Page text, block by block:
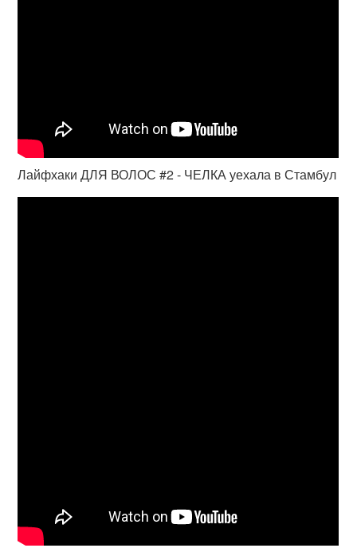
Лайфхаки ДЛЯ ВОЛОС #2 - ЧЕЛКА уехала в Стамбул